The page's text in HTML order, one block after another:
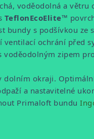
voděodolná a
TeflonEcoElite™
bundy s podšívkou ze
ventilací ochrání před
voděodolným zipem
dolním okraji.
a nastavitelné
Primaloft bundu